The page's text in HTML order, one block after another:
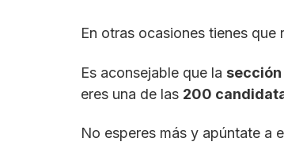
En otras ocasiones tienes
Es aconsejable que la
eres una de las 200
No esperes más y apúntate a